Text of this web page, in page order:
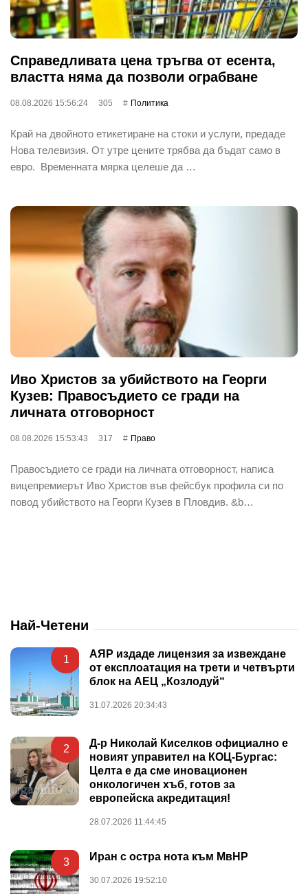
Справедливата цена тръгва от есента,
властта няма да позволи ограбване
08.08.2026 15:56:24 305 Политика
Край на двойното етикетиране на стоки и услуги, предаде
Нова телевизия. От утре цените трябва да бъдат само в
евро. Временната мярка целеше да …
Иво Христов за убийството на Георги
Кузев: Правосъдието се гради на
личната отговорност
08.08.2026 15:53:43 317 Право
Правосъдието се гради на личната отговорност, написа
вицепремиерът Иво Христов във фейсбук профила си по
повод убийството на Георги Кузев в Пловдив. &b…
Най-Четени
1
АЯР издаде лицензия за извеждане
от експлоатация на трети и четвърти
блок на АЕЦ „Козлодуй“
31.07.2026 20:34:43
2
Д-р Николай Киселков официално е
новият управител на КОЦ-Бургас:
Целта е да сме иновационен
онкологичен хъб, готов за
европейска акредитация!
28.07.2026 11:44:45
3 Иран с остра нота към МвНР
30.07.2026 19:52:10